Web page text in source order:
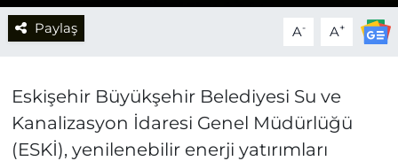
Paylaş A- A+
Eskişehir Büyükşehir Belediyesi Su ve
Kanalizasyon İdaresi Genel Müdürlüğü
(ESKİ), yenilenebilir enerji yatırımları